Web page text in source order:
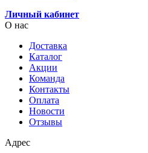
Личный кабинет
О нас
Доставка
Каталог
Акции
Команда
Контакты
Оплата
Новости
Отзывы
Адрес